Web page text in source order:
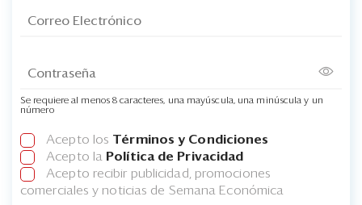
Se requiere al menos 8 caracteres, una mayúscula, una minúscula y un
número
Acepto los Términos y Condiciones
Acepto la Política de Privacidad
Acepto recibir publicidad, promociones
comerciales y noticias de Semana Económica